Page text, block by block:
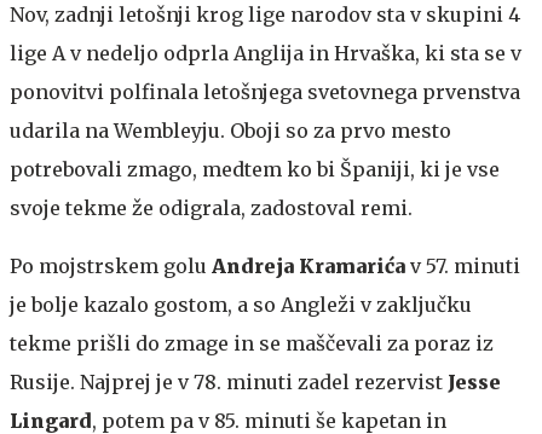
Nov, zadnji letošnji krog lige narodov sta v skupini 4
lige A v nedeljo odprla Anglija in Hrvaška, ki sta se v
ponovitvi polfinala letošnjega svetovnega prvenstva
udarila na Wembleyju. Oboji so za prvo mesto
potrebovali zmago, medtem ko bi Španiji, ki je vse
svoje tekme že odigrala, zadostoval remi.
Po mojstrskem golu Andreja Kramarića v 57. minuti
je bolje kazalo gostom, a so Angleži v zaključku
tekme prišli do zmage in se maščevali za poraz iz
Rusije. Najprej je v 78. minuti zadel rezervist Jesse
Lingard, potem pa v 85. minuti še kapetan in